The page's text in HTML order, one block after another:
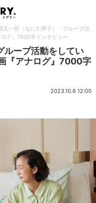
丈一郎（なにわ男子）「グループ活
グ』7000字インタビュー
ループ活動をしてい
『アナログ』7000字
2023.10.6 12:00